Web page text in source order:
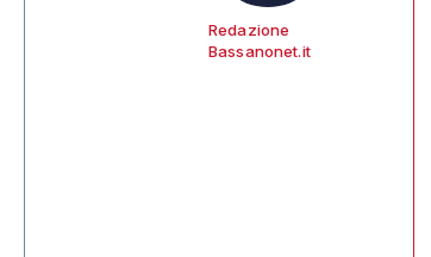
Redazione
Bassanonet.it